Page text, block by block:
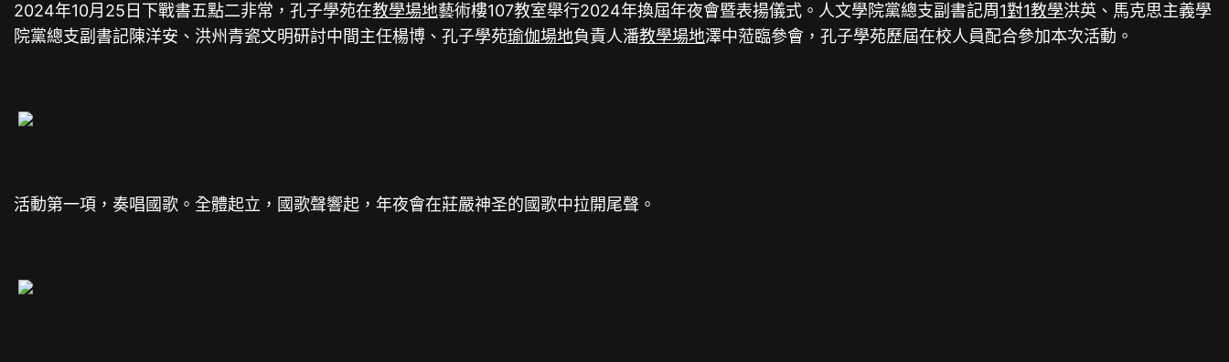
2024年10月25日下戰書五點二非常，孔子學苑在教學場地藝術樓107教室舉行2024年換屆年夜會暨表揚儀式。人文學院黨總支副書記周1對1教學洪英、馬克思主義學
院黨總支副書記陳洋安、洪州青瓷文明研討中間主任楊博、孔子學苑瑜伽場地負責人潘教學場地澤中蒞臨參會，孔子學苑歷屆在校人員配合參加本次活動。
活動第一項，奏唱國歌。全體起立，國歌聲響起，年夜會在莊嚴神圣的國歌中拉開尾聲。